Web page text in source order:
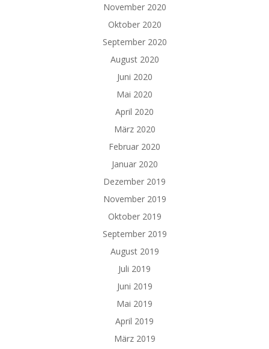
November 2020
Oktober 2020
September 2020
August 2020
Juni 2020
Mai 2020
April 2020
März 2020
Februar 2020
Januar 2020
Dezember 2019
November 2019
Oktober 2019
September 2019
August 2019
Juli 2019
Juni 2019
Mai 2019
April 2019
März 2019